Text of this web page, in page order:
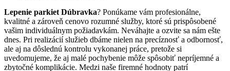
Lepenie parkiet Dúbravka? Ponúkame vám profesionálne,
kvalitné a zároveň cenovo rozumné služby, ktoré sú prispôsobené
vašim individuálnym požiadavkám. Neváhajte a ozvite sa nám ešte
dnes. Pri realizácií služieb dbáme nielen na precíznosť a odbornosť,
ale aj na dôslednú kontrolu vykonanej práce, pretože si
uvedomujeme, že aj malé pochybenie môže spôsobiť nepríjemné a
zbytočné komplikácie. Medzi naše firemné hodnoty patrí